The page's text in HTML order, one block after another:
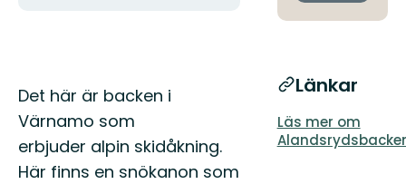
Beskrivning
Det här är backen i
Värnamo som
erbjuder alpin skidåkning.
Här finns en snökanon som
Länkar
Läs mer om